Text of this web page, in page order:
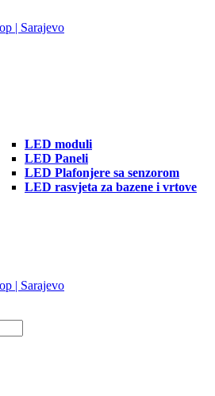
LED moduli
LED Paneli
LED Plafonjere sa senzorom
LED rasvjeta za bazene i vrtove